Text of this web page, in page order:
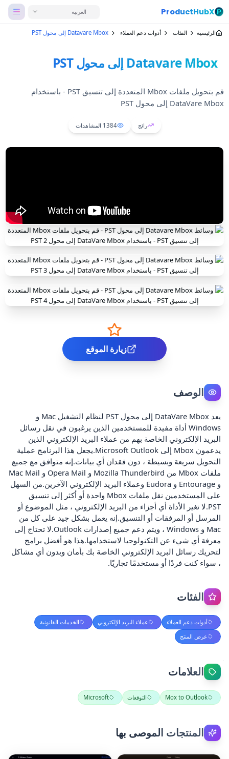
ProductHubX العربية
الرئيسية الفئات أدوات دعم العملاء Datavare Mbox إلى محول PST
Datavare Mbox إلى محول PST
قم بتحويل ملفات Mbox المتعددة إلى تنسيق PST - باستخدام
DataVare Mbox إلى محول PST
رائج 1384 المشاهدات
زيارة الموقع
الوصف
يعد DataVare Mbox إلى محول PST لنظام التشغيل Mac و
Windows أداة مفيدة للمستخدمين الذين يرغبون في نقل رسائل
البريد الإلكتروني الخاصة بهم من عملاء البريد الإلكتروني الذين
يدعمون Mbox إلى Microsoft Outlook.يجعل هذا البرنامج عملية
التحويل سريعة وبسيطة ، دون فقدان أي بيانات.إنه متوافق مع جميع
ملفات Mbox من Mozilla Thunderbird و Opera Mail و Mac Mail
و Entourage و Eudora وعملاء البريد الإلكتروني الآخرين.من السهل
على المستخدمين نقل ملفات Mbox واحدة أو أكثر إلى تنسيق
PST.لا تغير الأداة أي أجزاء من البريد الإلكتروني ، مثل الموضوع أو
المرسل أو المرفقات أو التنسيق.إنه يعمل بشكل جيد على كل من
Mac و Windows ، ويتم دعم جميع إصدارات Outlook.لا تحتاج إلى
معرفة أي شيء عن التكنولوجيا لاستخدامها.هذا هو أفضل برامج
لتحريك رسائل البريد الإلكتروني الخاصة بك بأمان وبدون أي مشاكل
، سواء كنت فردًا أو مستخدمًا تجاريًا.
الفئات
أدوات دعم العملاء عملاء البريد الإلكتروني
الخدمات القانونية
عرض المنتج
العلامات
Mox to Outlook التوقعات Microsoft
المنتجات الموصى بها